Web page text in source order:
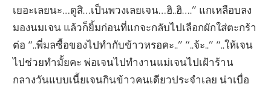
เยอะเลยนะ…ดูสิ…เป็นพวงเลยเจน…ฮิ..ฮิ….” แกเหลือบลง
มองนมเจน แล้วก็ยิ้มก่อนที่แกจะกลับไปเลือกผักใส่ตะกร้า
ต่อ “..พี่มลซื้อของไปทำกับข้าวหรอคะ..” “..จ้ะ..” “..ให้เจน
ไปช่วยทำมั้ยคะ พ่อเจนไปทำงานแม่เจนไปเฝ้าร้าน
กลางวันแบบเนี้ยเจนกินข้าวคนเดียวประจำเลย น่าเบื่อ